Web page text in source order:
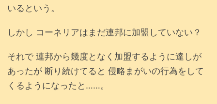
いるという。
しかし コーネリアはまだ連邦に加盟していない？
それで 連邦から幾度となく加盟するように達しが
あったが 断り続けてると 侵略まがいの行為をして
くるようになったと……。